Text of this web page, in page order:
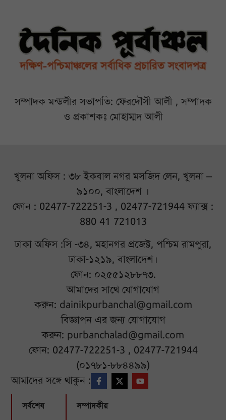
সম্পাদক মন্ডলীর সভাপতি: ফেরদৌসী আলী , সম্পাদক
ও প্রকাশকঃ মোহাম্মদ আলী
খুলনা অফিস : ৩৮ ইকবাল নগর মসজিদ লেন, খুলনা –
৯১০০, বাংলাদেশ ।
ফোন : 02477-722251-3 , 02477-721944 ফ্যাক্স :
880 41 721013
ঢাকা অফিস :সি -৩৪, মহানগর প্রজেক্ট, পশ্চিম রামপুরা,
ঢাকা-১২১৯, বাংলাদেশ।
ফোন: ০২৫৫১২৮৮৭৩.
আমাদের সাথে যোগাযোগ
করুন: dainikpurbanchal@gmail.com
বিজ্ঞাপন এর জন্য যোগাযোগ
করুন: purbanchalad@gmail.com
ফোন: 02477-722251-3 , 02477-721944
(০১৭৮১-৮৮৪৪৯৯)
আমাদের সঙ্গে থাকুন :
সর্বশেষ সম্পাদকীয়